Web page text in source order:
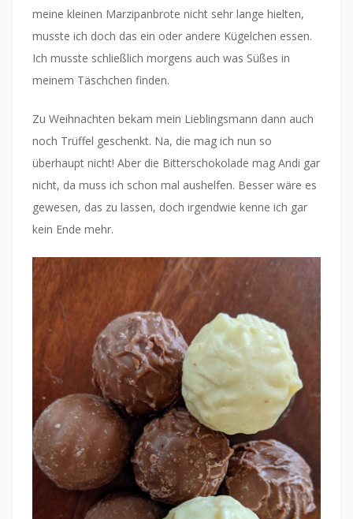
meine kleinen Marzipanbrote nicht sehr lange hielten,
musste ich doch das ein oder andere Kügelchen essen.
Ich musste schließlich morgens auch was Süßes in
meinem Täschchen finden.
Zu Weihnachten bekam mein Lieblingsmann dann auch
noch Trüffel geschenkt. Na, die mag ich nun so
überhaupt nicht! Aber die Bitterschokolade mag Andi gar
nicht, da muss ich schon mal aushelfen. Besser wäre es
gewesen, das zu lassen, doch irgendwie kenne ich gar
kein Ende mehr.